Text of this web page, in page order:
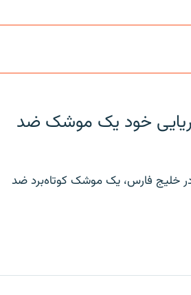
دریایی خود یک موشک ضد
در خلیج فارس، یک موشک کوتاه‌برد ضد